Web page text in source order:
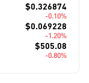
$0.326874
-0.10%
$0.069228
-1.20%
$505.08
-0.80%